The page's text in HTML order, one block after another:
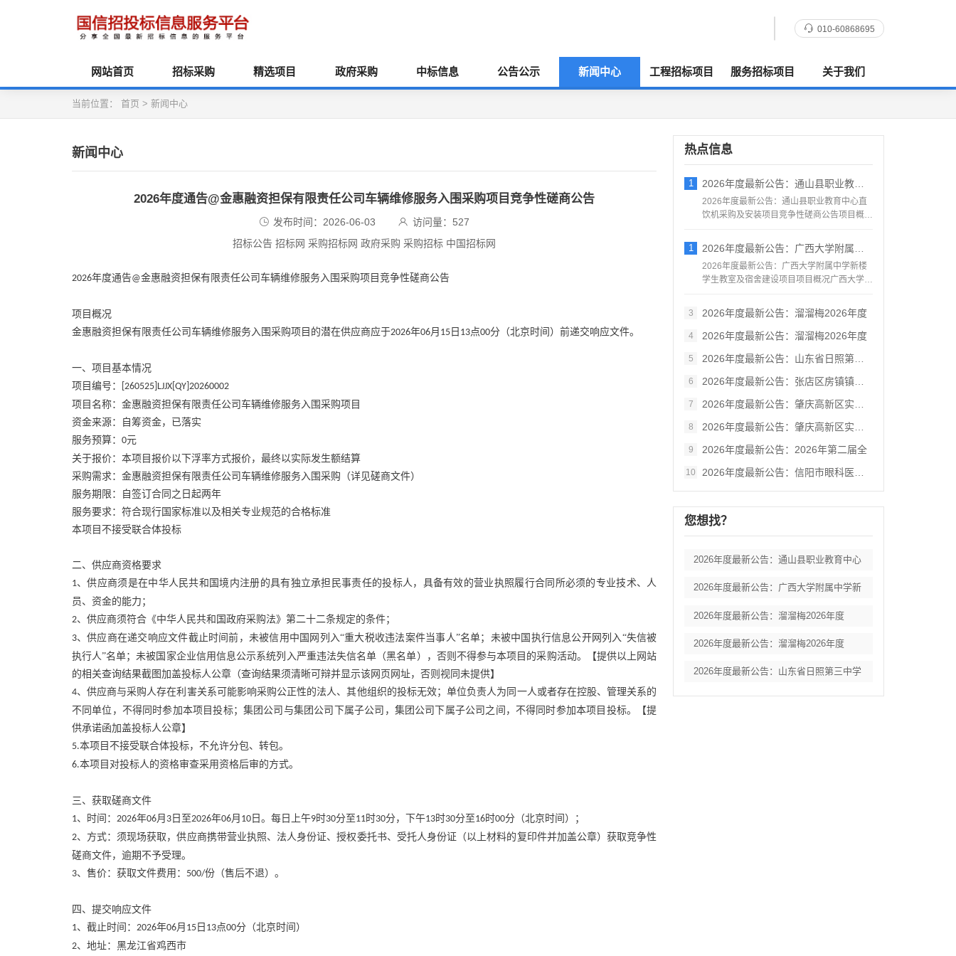
010-60868695
网站首页 招标采购 精选项目 政府采购 中标信息 公告公示 新闻中心 工程招标项目 服务招标项目 关于我们
当前位置： 首页 > 新闻中心
新闻中心
2026年度通告@金惠融资担保有限责任公司车辆维修服务入围采购项目竞争性磋商公告
发布时间：2026-06-03 访问量： 527
招标公告 招标网 采购招标网 政府采购 采购招标 中国招标网
2026年度通告@金惠融资担保有限责任公司车辆维修服务入围采购项目竞争性磋商公告
项目概况
金惠融资担保有限责任公司车辆维修服务入围采购项目的潜在供应商应于2026年06月 15日 13点00分（北京时间）前递交响应文件。
一、项目基本情况
项目编号：
[260525]LJJX[QY]20260002
项目名称：金惠融资担保有限责任公司车辆维修服务入围采购项目
资金来源：自筹资金，已落实
服务预算： 0元
关于报价：本项目报价以下浮率方式报价，最终以实际发生额结算
采购需求：金惠融资担保有限责任公司车辆维修服务入围采购（详见磋商文件）
服务期限：自签订合同之日起两年
服务要求：符合现行国家标准以及相关专业规范的合格标准
本项目不接受联合体投标
二、供应商资格要求
1、供应商须是在中华人民共和国境内注册的具有独立承担民事责任的投标人，具备有效的营业执照履行合同所必须的专业技术、人
员、资金的能力；
2、供应商须符合《中华人民共和国政府采购法》第二十二条规定的条件；
3、供应商在递交响应文件截止时间前，未被信用中国网列入“重大税收违法案件当事人”名单；未被中国执行信息公开网列入“失信被
执行人”名单；未被国家企业信用信息公示系统列入严重违法失信名单（黑名单），否则不得参与本项目的采购活动。【提供以上网站
的相关查询结果截图加盖投标人公章（查询结果须清晰可辩并显示该网页网址，否则视同未提供】
4、供应商与采购人存在利害关系可能影响采购公正性的法人、其他组织的投标无效；单位负责人为同一人或者存在控股、管理关系的
不同单位，不得同时参加本项目投标；集团公司与集团公司下属子公司，集团公司下属子公司之间，不得同时参加本项目投标。【提
供承诺函加盖投标人公章】
5.本项目不接受联合体投标，不允许分包、转包。
6.本项目对投标人的资格审查采用资格后审的方式。
三、获取磋商文件
1、时间： 2026年06月 3日至2026年06月 10日。每日上午9时30分至11时30分，下午13时30分至16时00分（北京时间）；
2、方式：须现场获取，供应商携带营业执照、法人身份证、授权委托书、受托人身份证（以上材料的复印件并加盖公章）获取竞争性
磋商文件，逾期不予受理。
3、售价：获取文件费用： 500/份（售后不退）。
四、提交响应文件
1、截止时间： 2026年06月 15日 13点00分（北京时间）
2、地址：黑龙江省鸡西市
热点信息
1 2026年度最新公告：通山县职业教育中心
2026年度最新公告：通山县职业教育中心直
饮机采购及安装项目竞争性磋商公告项目概况
1 2026年度最新公告：广西大学附属中学新
2026年度最新公告：广西大学附属中学新楼
学生教室及宿舍建设项目项目概况广西大学附
3
2026年度最新公告：溜溜梅2026年度
4 2026年度最新公告：溜溜梅2026年度
5 2026年度最新公告：山东省日照第三中学
6 2026年度最新公告：张店区房镇镇潮汐市
7 2026年度最新公告：肇庆高新区实验小学
8 2026年度最新公告：肇庆高新区实验小学
9 2026年度最新公告：2026年第二届全
10 2026年度最新公告：信阳市眼科医院护理
您想找？
2026年度最新公告：通山县职业教育中心
2026年度最新公告：广西大学附属中学新
2026年度最新公告：溜溜梅2026年度
2026年度最新公告：溜溜梅2026年度
2026年度最新公告：山东省日照第三中学